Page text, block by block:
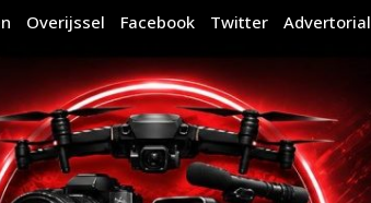
Overijssel Facebook Twitter Advertorial